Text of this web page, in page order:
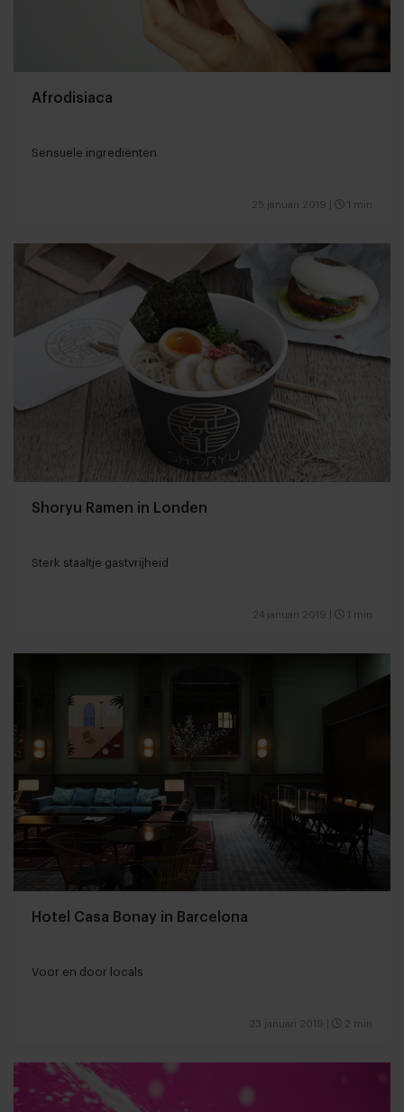
Afrodisiaca
Sensuele ingrediënten
25 januari 2019 1 min
Shoryu Ramen in Londen
Sterk staaltje gastvrijheid
24 januari 2019 1 min
Hotel Casa Bonay in Barcelona
Voor en door locals
23 januari 2019 2 min